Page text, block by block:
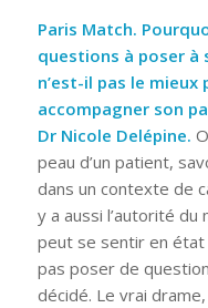
Paris Match.
questions à poser à
n’est-il pas le
accompagner son
Dr Nicole Delépine.
peau d’un patient,
dans un contexte de
y a aussi l’autorité du
peut se sentir en état
pas poser de
décidé. Le vrai drame,